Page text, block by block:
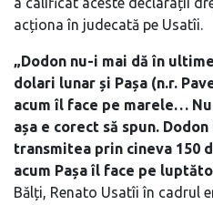
acționa în judecată pe Usatîi.
„Dodon nu-i mai dă în
dolari lunar și Pașa (n.r.
acum îl face pe marele…
așa e corect să spun.
transmitea prin cineva 150
acum Pașa îl face pe
Bălți, Renato Usatîi în cadrul